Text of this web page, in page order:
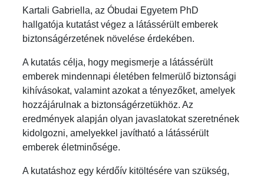
Kartali Gabriella, az Óbudai Egyetem PhD
hallgatója kutatást végez a látássérült emberek
biztonságérzetének növelése érdekében.
A kutatás célja, hogy megismerje a látássérült
emberek mindennapi életében felmerülő biztonsági
kihívásokat, valamint azokat a tényezőket, amelyek
hozzájárulnak a biztonságérzetükhöz. Az
eredmények alapján olyan javaslatokat szeretnének
kidolgozni, amelyekkel javítható a látássérült
emberek életminősége.
A kutatáshoz egy kérdőív kitöltésére van szükség,